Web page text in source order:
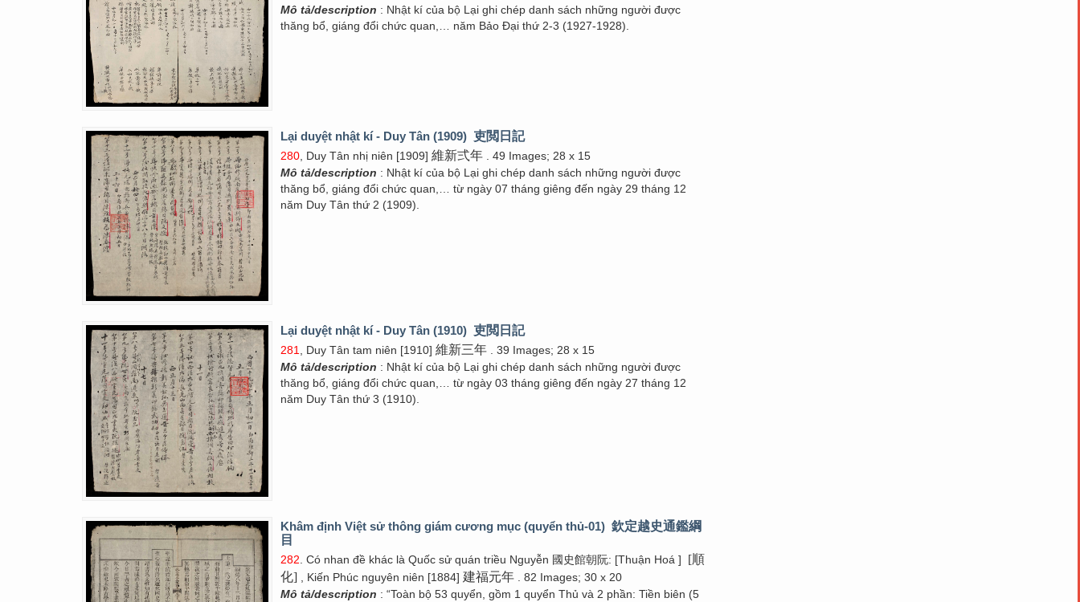
Mô tả/description : Nhật kí của bộ Lại ghi chép danh sách những người được
thăng bổ, giáng đổi chức quan,… năm Bảo Đại thứ 2-3 (1927-1928).
Lại duyệt nhật kí - Duy Tân (1909) 吏閲日記
280 , Duy Tân nhị niên [1909] 維新弍年 . 49 Images; 28 x 15
Mô tả/description : Nhật kí của bộ Lại ghi chép danh sách những người được
thăng bổ, giáng đổi chức quan,… từ ngày 07 tháng giêng đến ngày 29 tháng 12
năm Duy Tân thứ 2 (1909).
Lại duyệt nhật kí - Duy Tân (1910) 吏閲日記
281 , Duy Tân tam niên [1910] 維新三年 . 39 Images; 28 x 15
Mô tả/description : Nhật kí của bộ Lại ghi chép danh sách những người được
thăng bổ, giáng đổi chức quan,… từ ngày 03 tháng giêng đến ngày 27 tháng 12
năm Duy Tân thứ 3 (1910).
Khâm định Việt sử thông giám cương mục (quyển thủ-01) 欽定越史通鑑綱
目
282 . Có nhan đề khác là Quốc sử quán triều Nguyễn 國史館朝阮: [Thuận Hoá ]
[順
化] , Kiến Phúc nguyên niên [1884] 建福元年 . 82 Images; 30 x 20
Mô tả/description : “Toàn bộ 53 quyển, gồm 1 quyển Thủ và 2 phần: Tiền biên (5